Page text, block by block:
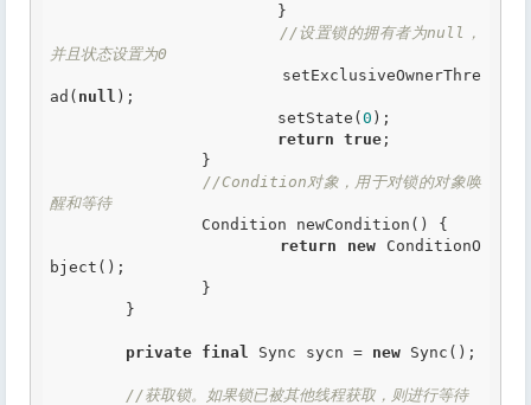
//设置锁的拥有者为null，
并且状态设置为0
ad( null );
			setState(
0 );
return true ;
//Condition对象，用于对锁的对象唤
醒和等待
return
new ConditionO
bject();
private final Sync sycn = new Sync();
//获取锁。如果锁已被其他线程获取，则进行等待